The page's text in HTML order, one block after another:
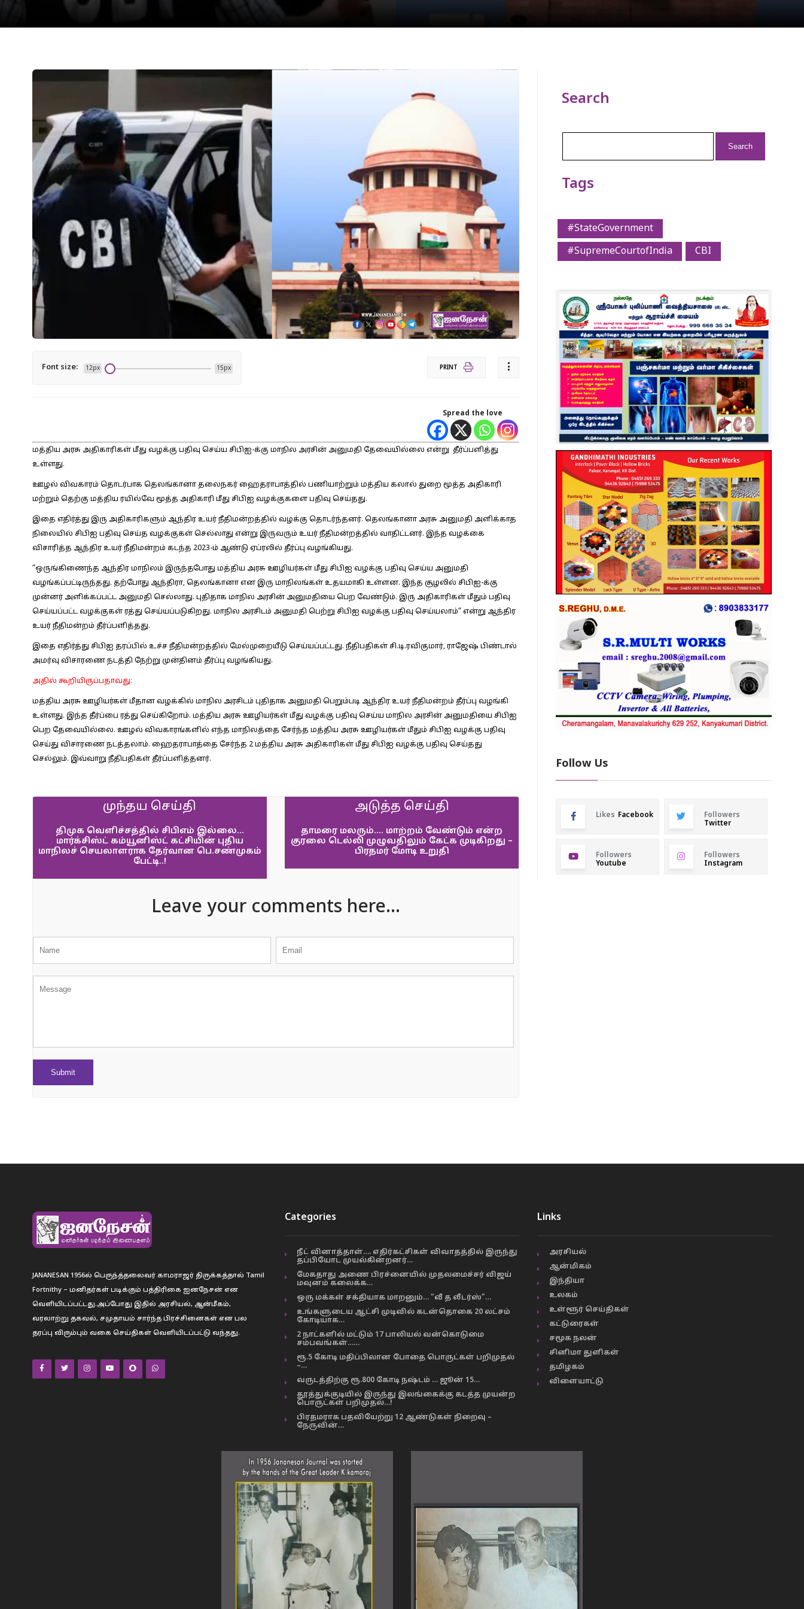
Font size: 12px 15px PRINT
Spread the love
மத்திய அரசு அதிகாரிகள் மீது வழக்கு பதிவு செய்ய சிபிஐ-க்கு மாநில அரசின் அனுமதி தேவையில்லை என்று தீர்ப்பளித்து
உள்ளது.
ஊழல் விவகாரம் தொடர்பாக தெலங்கானா தலைநகர் ஹைதராபாத்தில் பணியாற்றும் மத்திய கலால் துறை மூத்த அதிகாரி
மற்றும் தெற்கு மத்திய ரயில்வே மூத்த அதிகாரி மீது சிபிஐ வழக்குகளை பதிவு செய்தது.
இதை எதிர்த்து இரு அதிகாரிகளும் ஆந்திர உயர் நீதிமன்றத்தில் வழக்கு தொடர்ந்தனர். தெலங்கானா அரசு அனுமதி அளிக்காத
நிலையில் சிபிஐ பதிவு செய்த வழக்குகள் செல்லாது என்று இருவரும் உயர் நீதிமன்றத்தில் வாதிட்டனர். இந்த வழக்கை
விசாரித்த ஆந்திர உயர் நீதிமன்றம் கடந்த 2023-ம் ஆண்டு ஏப்ரலில் தீர்ப்பு வழங்கியது.
“ஒருங்கிணைந்த ஆந்திர மாநிலம் இருந்தபோது மத்திய அரசு ஊழியர்கள் மீது சிபிஐ வழக்கு பதிவு செய்ய அனுமதி
வழங்கப்பட்டிருந்தது. தற்போது ஆந்திரா, தெலங்கானா என இரு மாநிலங்கள் உதயமாகி உள்ளன. இந்த சூழலில் சிபிஐ-க்கு
முன்னர் அளிக்கப்பட்ட அனுமதி செல்லாது. புதிதாக மாநில அரசின் அனுமதியை பெற வேண்டும். இரு அதிகாரிகள் மீதும் பதிவு
செய்யப்பட்ட வழக்குகள் ரத்து செய்யப்படுகிறது. மாநில அரசிடம் அனுமதி பெற்று சிபிஐ வழக்கு பதிவு செய்யலாம்” என்று ஆந்திர
உயர் நீதிமன்றம் தீர்ப்பளித்தது.
இதை எதிர்த்து சிபிஐ தரப்பில் உச்ச நீதிமன்றத்தில் மேல்முறையீடு செய்யப்பட்டது. நீதிபதிகள் சி.டி.ரவிகுமார், ராஜேஷ் பிண்டால்
அமர்வு விசாரணை நடத்தி நேற்று முன்தினம் தீர்ப்பு வழங்கியது.
அதில் கூறியிருப்பதாவது:
மத்திய அரசு ஊழியர்கள் மீதான வழக்கில் மாநில அரசிடம் புதிதாக அனுமதி பெறும்படி ஆந்திர உயர் நீதிமன்றம் தீர்ப்பு வழங்கி
உள்ளது. இந்த தீர்ப்பை ரத்து செய்கிறோம். மத்திய அரசு ஊழியர்கள் மீது வழக்கு பதிவு செய்ய மாநில அரசின் அனுமதியை சிபிஐ
பெற தேவையில்லை. ஊழல் விவகாரங்களில் எந்த மாநிலத்தை சேர்ந்த மத்திய அரசு ஊழியர்கள் மீதும் சிபிஐ வழக்கு பதிவு
செய்து விசாரணை நடத்தலாம். ஹைதராபாத்தை சேர்ந்த 2 மத்திய அரசு அதிகாரிகள் மீது சிபிஐ வழக்கு பதிவு செய்தது
செல்லும். இவ்வாறு நீதிபதிகள் தீர்ப்பளித்தனர்.
முந்தய செய்தி
திமுக வெளிச்சத்தில் சிபிஎம் இல்லை…
மார்க்சிஸ்ட் கம்யூனிஸ்ட் கட்சியின் புதிய
மாநிலச் செயலாளராக தேர்வான பெ.சண்முகம்
பேட்டி..!
அடுத்த செய்தி
தாமரை மலரும்…. மாற்றம் வேண்டும் என்ற
குரலை டெல்லி முழுவதிலும் கேட்க முடிகிறது –
பிரதமர் மோடி உறுதி
Leave your comments here...
Search
Tags
#StateGovernment
#SupremeCourtofIndia
CBI
Follow Us
Likes Facebook
Followers
Twitter
Followers
Youtube
Followers
Instagram
JANANESAN 1956ல் பெருந்த்தலைவர் காமராஜர் திருக்கத்தால் Tamil
Fortnithy – மனிதர்கள் படிக்கும் பத்திரிகை ஐனநேசன் என
வெளியிடப்பட்டது.அப்போது இதில் அரசியல், ஆன்மீகம்,
வரலாற்று தகவல், சமுதாயம் சார்ந்த பிரச்சினைகள் என பல
தரப்பு விரும்பும் வகை செய்திகள் வெளியிடப்பட்டு வந்தது.
Categories
நீட் வினாத்தாள்…. எதிர்கட்சிகள் விவாதத்தில் இருந்து
தப்பியோட முயல்கின்றனர்…
மேகதாது அணை பிரச்னையில் முதலமைச்சர் விஜய்
மவுனம் கலைக்க…
ஒரு மக்கள் சக்தியாக மாறனும்… “வீ த லீடர்ஸ்”…
உங்களுடைய ஆட்சி முடிவில் கடன்தொகை 20 லட்சம்
கோடியாக…
2 நாட்களில் மட்டும் 17 பாலியல் வன்கொடுமை
சம்பவங்கள்……
ரூ.5 கோடி மதிப்பிலான போதை பொருட்கள் பறிமுதல்
–…
வருடத்திற்கு ரூ.800 கோடி நஷ்டம் … ஜூன் 15…
தூத்துக்குடியில் இருந்து இலங்கைக்கு கடத்த முயன்ற
பொருட்கள் பறிமுதல்…!
பிரதமராக பதவியேற்று 12 ஆண்டுகள் நிறைவு –
நேருவின்…
Links
அரசியல்
ஆன்மிகம்
இந்தியா
உலகம்
உள்ளூர் செய்திகள்
கட்டுரைகள்
சமூக நலன்
சினிமா துளிகள்
தமிழகம்
விளையாட்டு